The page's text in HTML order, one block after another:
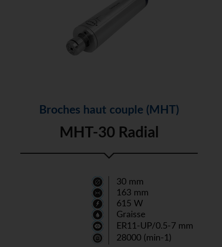
Broches haut couple (MHT)
MHT-30 Radial
30 mm
163 mm
615 W
Graisse
ER11-UP/0.5-7 mm
28000 (min-1)